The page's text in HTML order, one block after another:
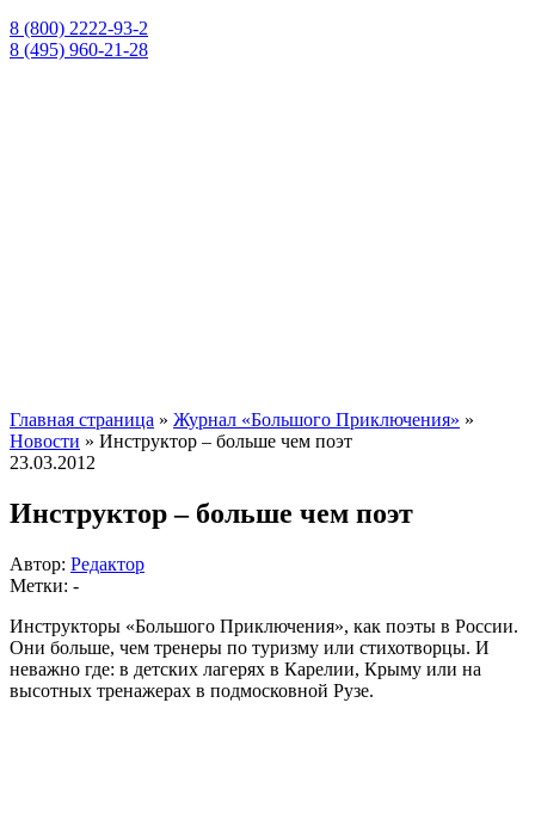
8 (800) 2222-93-2
8 (495) 960-21-28
Главная страница » Журнал «Большого Приключения» »
Новости » Инструктор – больше чем поэт
23.03.2012
Инструктор – больше чем поэт
Автор: Редактор
Метки: -
Инструкторы «Большого Приключения», как поэты в России.
Они больше, чем тренеры по туризму или стихотворцы. И
неважно где: в детских лагерях в Карелии, Крыму или на
высотных тренажерах в подмосковной Рузе.